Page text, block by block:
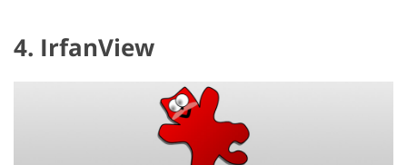
4. IrfanView